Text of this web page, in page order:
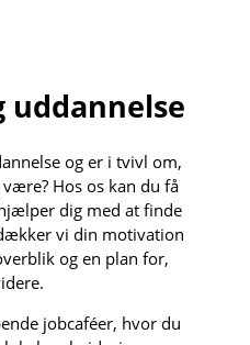
uddannelse
og er i tvivl om,
Hos os kan du få
dig med at finde
vi din motivation
og en plan for,
jobcaféer, hvor du